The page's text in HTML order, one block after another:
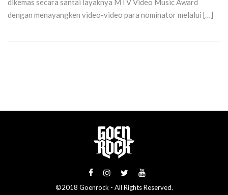
dikemas secara santai layaknya MTV Video Music Award
dengan menayangken video-video para nominator melalui […]
©2018 Goenrock - All Rights Reserved.